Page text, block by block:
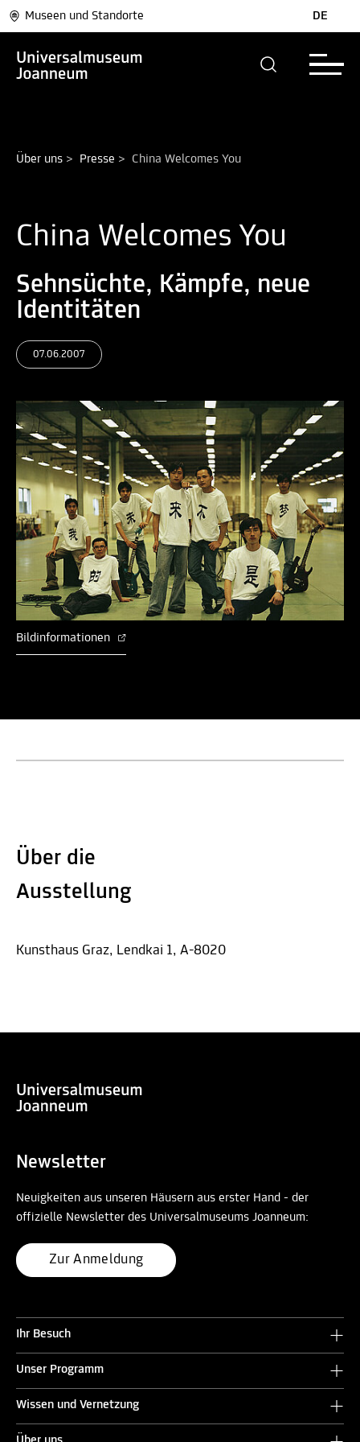
Museen und Standorte DE
Über uns > Presse > China Welcomes You
China Welcomes You
Sehnsüchte, Kämpfe, neue
Identitäten
07.06.2007
Bildinformationen
Über die
Ausstellung
Kunsthaus Graz, Lendkai 1, A-8020
Newsletter
Neuigkeiten aus unseren Häusern aus erster Hand - der
offizielle Newsletter des Universalmuseums Joanneum:
Zur Anmeldung
Ihr Besuch
Unser Programm
Wissen und Vernetzung